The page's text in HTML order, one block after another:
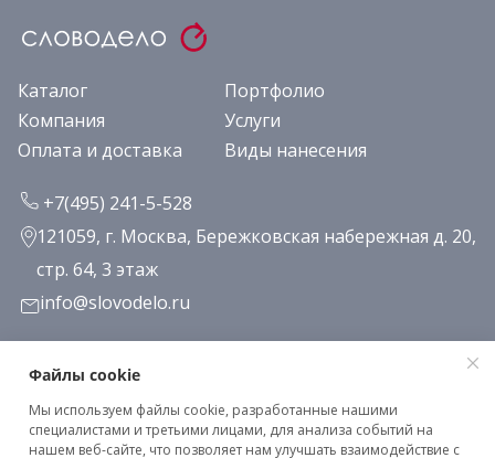
Каталог
Портфолио
Компания
Услуги
Оплата и доставка
Виды нанесения
+7(495) 241-5-528
121059, г. Москва, Бережковская набережная д. 20,
стр. 64, 3 этаж
info@slovodelo.ru
Заказать звонок
Подписаться на рассылку
Файлы cookie
Мы используем файлы cookie, разработанные нашими
специалистами и третьими лицами, для анализа событий на
нашем веб-сайте, что позволяет нам улучшать взаимодействие с